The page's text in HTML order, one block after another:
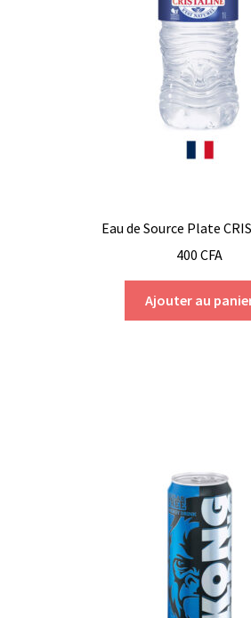
Eau de Source Plate
400 CFA
Ajouter au